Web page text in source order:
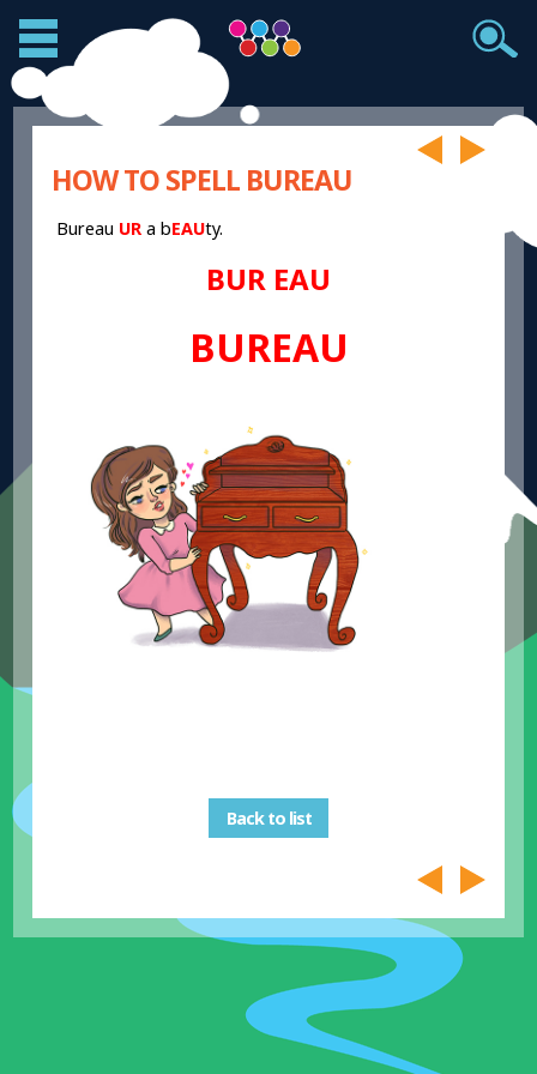
HOW TO SPELL BUREAU
Bureau URa bEAUty.
BUR EAU
BUREAU
Back to list